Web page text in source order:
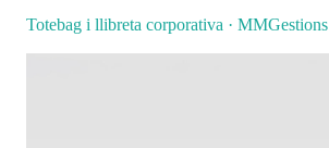
Totebag i llibreta corporativa · MMGestions